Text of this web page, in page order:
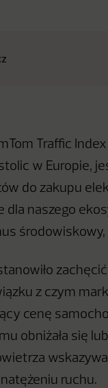
Traffic
w Europie,
do zakupu
dla naszego
z czym
cenę
obniżała się
ruchu.